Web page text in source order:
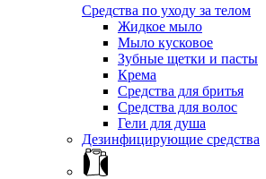
Средства по уходу за телом
Жидкое мыло
Мыло кусковое
Зубные щетки и пасты
Крема
Средства для бритья
Средства для волос
Гели для душа
Дезинфицирующие средства